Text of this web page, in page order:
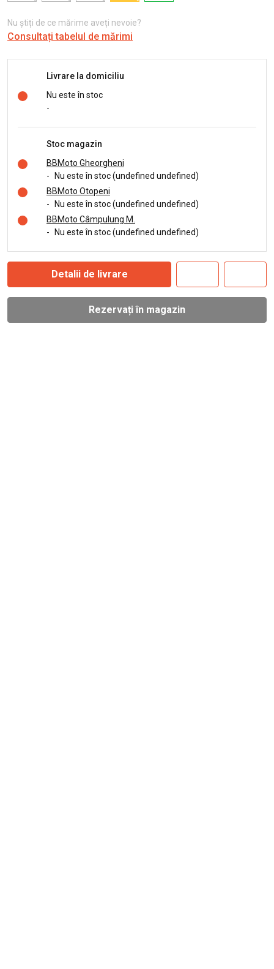
Nu știți de ce mărime aveți nevoie?
Consultați tabelul de mărimi
Livrare la domiciliu
Nu este în stoc
-
Stoc magazin
BBMoto Gheorgheni
-
Nu este în stoc (undefined undefined)
BBMoto Otopeni
-
Nu este în stoc (undefined undefined)
BBMoto Câmpulung M.
-
Nu este în stoc (undefined undefined)
Detalii de livrare
Rezervați în magazin